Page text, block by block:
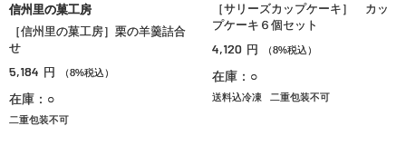
信州里の菓工房
［信州里の菓工房］栗の羊羹詰合
せ
5,184 円 （8%税込）
在庫：○
二重包装不可
［サリーズカップケーキ］ カッ
プケーキ６個セット
4,120 円 （8%税込）
在庫：○
送料込冷凍 二重包装不可